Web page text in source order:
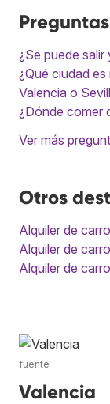
¿Se puede
¿Qué ciudad
Valencia o
¿Dónde comer
Ver más
Otros
Alquiler de
Alquiler de
Alquiler de
fuente
Valencia